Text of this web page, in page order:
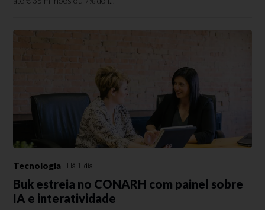
Tecnologia Há 1 dia
Buk estreia no CONARH com painel sobre
IA e interatividade